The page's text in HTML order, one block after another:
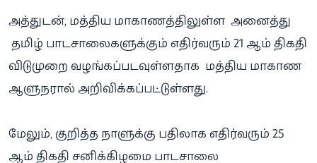
அத்துடன், மத்திய மாகாணத்திலுள்ள அனைத்து
தமிழ் பாடசாலைகளுக்கும் எதிர்வரும் 21 ஆம் திகதி
விடுமுறை வழங்கப்படவுள்ளதாக மத்திய மாகாண
ஆளுநரால் அறிவிக்கப்பட்டுள்ளது.
மேலும், குறித்த நாளுக்கு பதிலாக எதிர்வரும் 25
ஆம் திகதி சனிக்கிழமை பாடசாலை